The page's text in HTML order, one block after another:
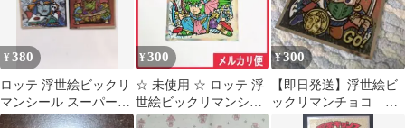
¥380
ロッテ 浮世絵ビックリ
マンシール スーパーデ
ビル ゴーストアリババ
¥300
☆ 未使用 ☆ ロッテ 浮
世絵ビックリマンシー
ル No.3 聖常キッソス
¥300
【即日発送】浮世絵ビ
ックリマンチョコ
No.23 一本釣神帝 ま